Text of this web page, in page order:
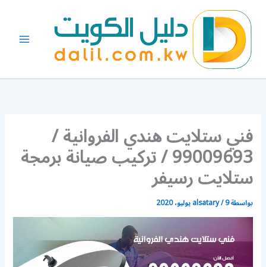
المحتوى
فني ستلايت هندي الفروانية /
99009693 / تركيب صيانة برمجة
ستلايت رسيفر
بواسطة alsatary/9 يوليو، 2020